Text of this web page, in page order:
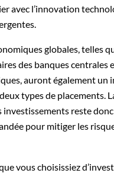
avec l’innovation
globales, telles
des banques centrales
auront également un
types de placements.
reste
pour mitiger les
vous choisissiez